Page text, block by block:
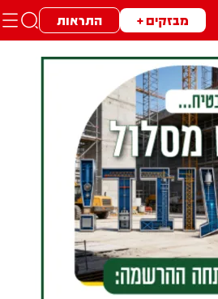
מבזקים + התראות